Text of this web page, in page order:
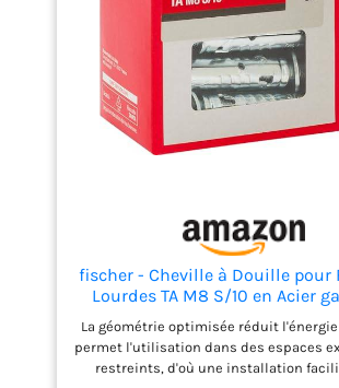
fischer - Cheville à Douille pour
Lourdes TA M8 S/10 en Acier
Inoxydable, avec vis/Boite
La géométrie optimisée réduit
permet l'utilisation dans des espaces
restreints, d'où une installation